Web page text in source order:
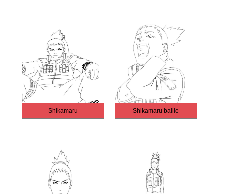
Shikamaru Shikamaru baille